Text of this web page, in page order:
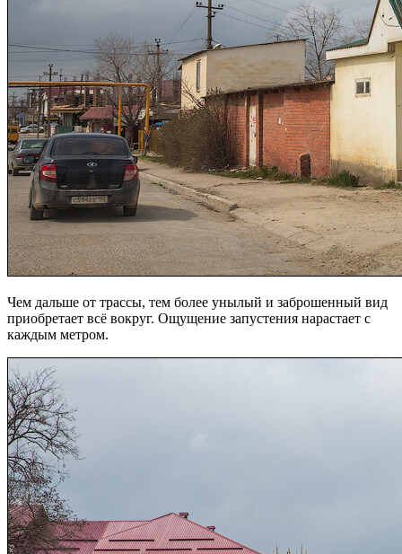
Чем дальше от трассы, тем более унылый и заброшенный вид
приобретает всё вокруг. Ощущение запустения нарастает с
каждым метром.